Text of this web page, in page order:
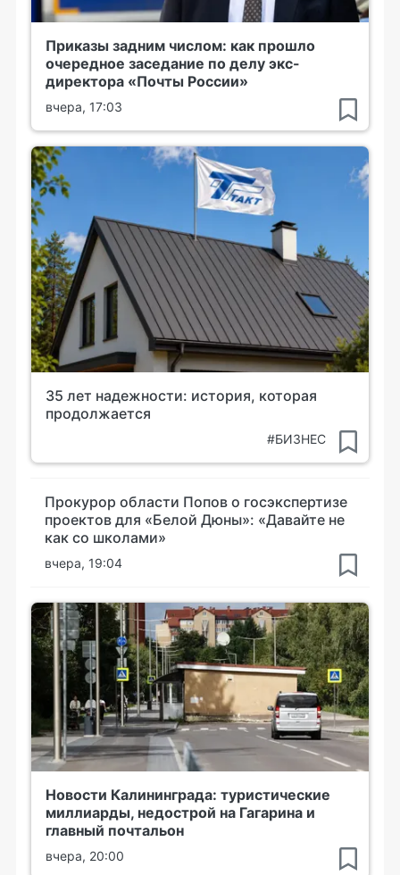
Приказы задним числом: как прошло
очередное заседание по делу экс-
директора «Почты России»
вчера, 17:03
35 лет надежности: история, которая
продолжается
#БИЗНЕС
Прокурор области Попов о госэкспертизе
проектов для «Белой Дюны»: «Давайте не
как со школами»
вчера, 19:04
Новости Калининграда: туристические
миллиарды, недострой на Гагарина и
главный почтальон
вчера, 20:00